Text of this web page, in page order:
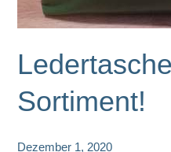
Sortiment!
Dezember 1, 2020